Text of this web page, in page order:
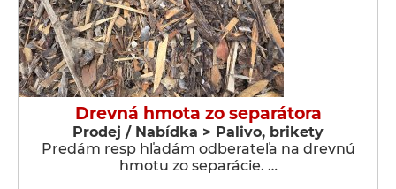
Drevná hmota zo separátora
Prodej / Nabídka > Palivo, brikety
Predám resp hľadám odberateľa na drevnú
hmotu zo separácie. …